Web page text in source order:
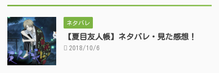
ネタバレ
【夏目友人帳】ネタバレ・見た感想！
2018/10/6